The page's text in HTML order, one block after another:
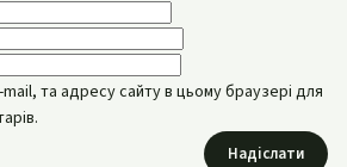
та адресу сайту в цьому браузері для
Надіслати